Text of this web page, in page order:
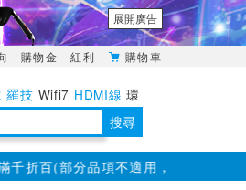
展開廣告
購物金 紅利 購物車
羅技 Wifi7 HDMI線 環
搜尋
(部分品項不適用，滿2千折200...)